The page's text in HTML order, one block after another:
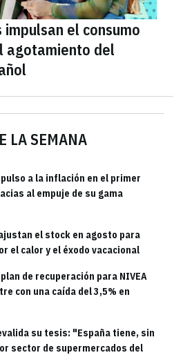
LA SEMANA
a la inflación en el primer
al empuje de su gama
el stock en agosto para
el calor y el éxodo vacacional
de recuperación para NIVEA
con una caída del 3,5% en
su tesis: "España tiene, sin
sector de supermercados del
el consumo
agotamiento del